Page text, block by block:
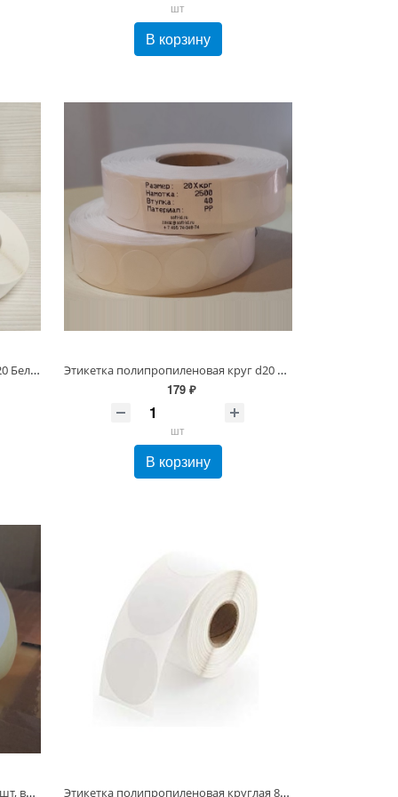
шт
В корзину
Этикетка d20/40-2000 PP круг 20*20 Белая Глянец полипропиленовая
Этикетка полипропиленовая круг d20 мм/2500 PP, Белая Глянец 60 мкм
179 ₽
шт
В корзину
Этикетка Полуглянец d80 мм/500 шт, втулка 40 мм, Круглая Белая бумажная Этикетка полипропиленовая круглая 80 мм/500 шт, втулка 40 мм, Белая Глянец 60 мкм (80х80 Полипропилен)